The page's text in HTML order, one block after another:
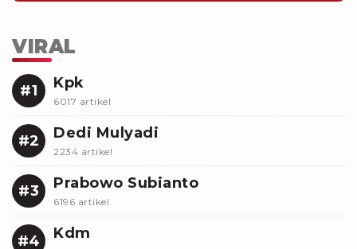
VIRAL
#1 Kpk
6017 artikel
#2 Dedi Mulyadi
2234 artikel
#3 Prabowo Subianto
6196 artikel
#4 Kdm